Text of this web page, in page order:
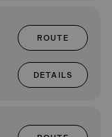
ROUTE
DETAILS